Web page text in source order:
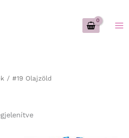
/ #19 Olajzöld
Sorted